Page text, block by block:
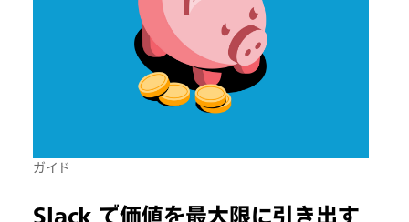
ガイド
Slack で価値を最大限に引き出す